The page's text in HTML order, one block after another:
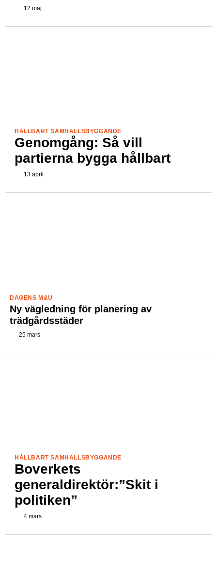
12 maj
HÅLLBART SAMHÄLLSBYGGANDE
Genomgång: Så vill
partierna bygga hållbart
13 april
DAGENS M&U
Ny vägledning för planering av
trädgårdsstäder
25 mars
HÅLLBART SAMHÄLLSBYGGANDE
Boverkets
generaldirektör:”Skit i
politiken”
4 mars